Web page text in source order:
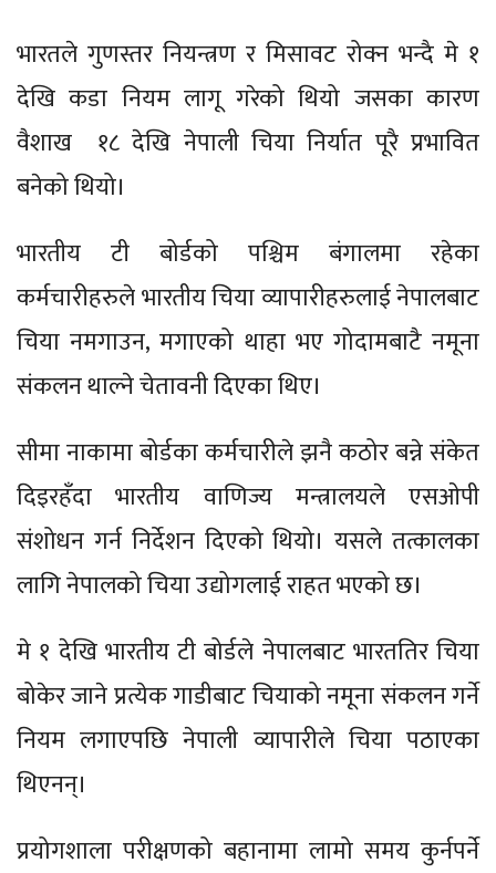
भारतले गुणस्तर नियन्त्रण र मिसावट रोक्न भन्दै मे १
देखि कडा नियम लागू गरेको थियो जसका कारण
वैशाख १८ देखि नेपाली चिया निर्यात पूरै प्रभावित
बनेको थियो।
भारतीय टी बोर्डको पश्चिम बंगालमा रहेका
कर्मचारीहरुले भारतीय चिया व्यापारीहरुलाई नेपालबाट
चिया नमगाउन, मगाएको थाहा भए गोदामबाटै नमूना
संकलन थाल्ने चेतावनी दिएका थिए।
सीमा नाकामा बोर्डका कर्मचारीले झनै कठोर बन्ने संकेत
दिइरहँदा भारतीय वाणिज्य मन्त्रालयले एसओपी
संशोधन गर्न निर्देशन दिएको थियो। यसले तत्कालका
लागि नेपालको चिया उद्योगलाई राहत भएको छ।
मे १ देखि भारतीय टी बोर्डले नेपालबाट भारततिर चिया
बोकेर जाने प्रत्येक गाडीबाट चियाको नमूना संकलन गर्ने
नियम लगाएपछि नेपाली व्यापारीले चिया पठाएका
थिएनन्।
प्रयोगशाला परीक्षणको बहानामा लामो समय कुर्नपर्ने